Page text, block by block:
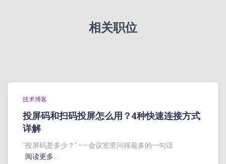
相关职位
技术博客
投屏码和扫码投屏怎么用？4种快速连接方式
详解
“投屏码是多少？”——会议室里问得最多的一句话
阅读更多…